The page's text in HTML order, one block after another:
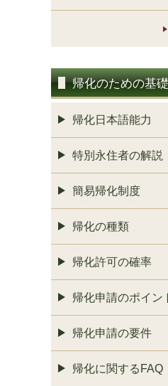
帰化のための基
帰化日本語能力
特別永住者の解説
簡易帰化制度
帰化の種類
帰化許可の確率
帰化申請のポイン
帰化申請の要件
帰化に関するFAQ